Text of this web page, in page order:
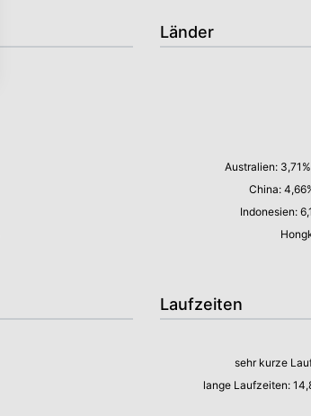
Länder
Indonesien:
China:
Australien: 3,71%
Laufzeiten
lange Laufzeiten:
sehr kurze